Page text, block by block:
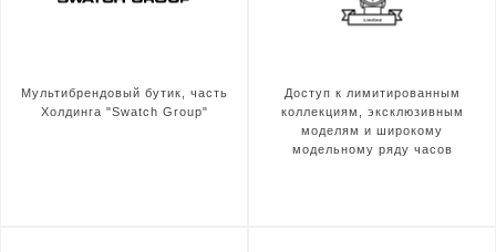
Мультибрендовый бутик, часть
Холдинга "Swatch Group"
Доступ к лимитированным
коллекциям, эксклюзивным
моделям и широкому
модельному ряду часов